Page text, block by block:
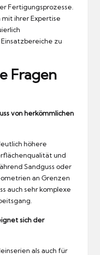
Fertigungsprozesse.
ihrer Expertise
zu
Fragen
von herkömmlichen
höhere
und
Sandguss oder
an Grenzen
auch sehr komplexe
sich der
als auch für